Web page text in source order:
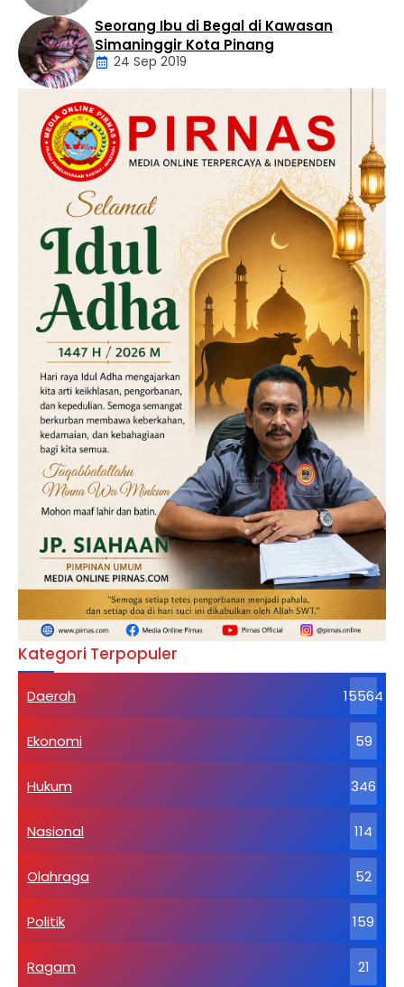
Artikel
Daerah
Hukum
Kriminal
Labusel
Seorang Ibu di Begal di Kawasan
Simaninggir Kota Pinang
24 Sep 2019
Kategori Terpopuler
Daerah 15564
Ekonomi 59
Hukum 346
Nasional 114
Olahraga 52
Politik 159
Ragam 21